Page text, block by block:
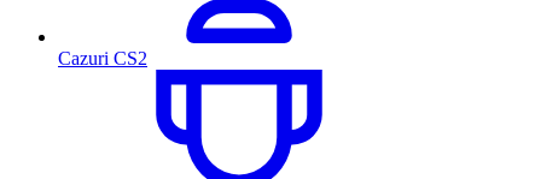
Cazuri CS2